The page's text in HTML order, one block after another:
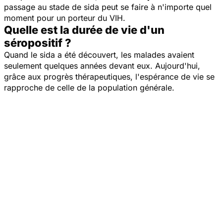
passage au stade de sida peut se faire à n'importe quel
moment pour un porteur du VIH.
Quelle est la durée de vie d'un
séropositif ?
Quand le sida a été découvert, les malades avaient
seulement quelques années devant eux. Aujourd'hui,
grâce aux progrès thérapeutiques, l'espérance de vie se
rapproche de celle de la population générale.